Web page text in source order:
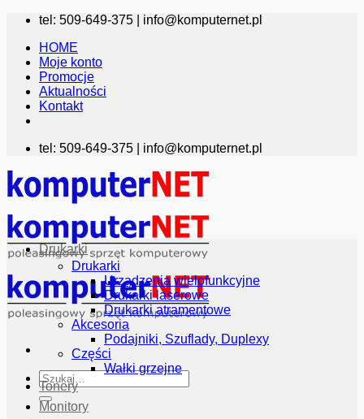
Przewiń
zawartości
tel: 509-649-375 | info@komputernet.pl
HOME
Moje konto
Promocje
Aktualności
Kontakt
tel: 509-649-375 | info@komputernet.pl
Szukaj:
Drukarki
Drukarki
Urządzenia wielofunkcyjne
Drukarki laserowe
Drukarki atramentowe
Akcesoria
Podajniki, Szuflady, Duplexy
Części
Wałki grzejne
Tonery
Monitory